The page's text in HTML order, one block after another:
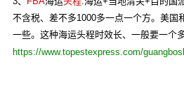
不含税、差不多1000多一点一个方。美国
一些。这种海运头程时效长、一般要一个
https://www.topestexpress.com/